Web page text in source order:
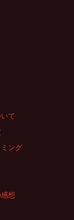
て
ング
想